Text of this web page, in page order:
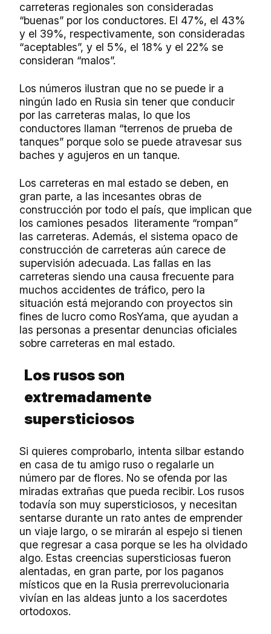
carreteras regionales son consideradas
“buenas” por los conductores. El 47%, el 43%
y el 39%, respectivamente, son consideradas
“aceptables”, y el 5%, el 18% y el 22% se
consideran “malos”.
Los números ilustran que no se puede ir a
ningún lado en Rusia sin tener que conducir
por las carreteras malas, lo que los
conductores llaman “terrenos de prueba de
tanques” porque solo se puede atravesar sus
baches y agujeros en un tanque.
Los carreteras en mal estado se deben, en
gran parte, a las incesantes obras de
construcción por todo el país, que implican que
los camiones pesados literamente “rompan”
las carreteras. Además, el sistema opaco de
construcción de carreteras aún carece de
supervisión adecuada. Las fallas en las
carreteras siendo una causa frecuente para
muchos accidentes de tráfico, pero la
situación está mejorando con proyectos sin
fines de lucro como RosYama, que ayudan a
las personas a presentar denuncias oficiales
sobre carreteras en mal estado.
Los rusos son
extremadamente
supersticiosos
Si quieres comprobarlo, intenta silbar estando
en casa de tu amigo ruso o regalarle un
número par de flores. No se ofenda por las
miradas extrañas que pueda recibir. Los rusos
todavía son muy supersticiosos, y necesitan
sentarse durante un rato antes de emprender
un viaje largo, o se mirarán al espejo si tienen
que regresar a casa porque se les ha olvidado
algo. Estas creencias supersticiosas fueron
alentadas, en gran parte, por los paganos
místicos que en la Rusia prerrevolucionaria
vivían en las aldeas junto a los sacerdotes
ortodoxos.